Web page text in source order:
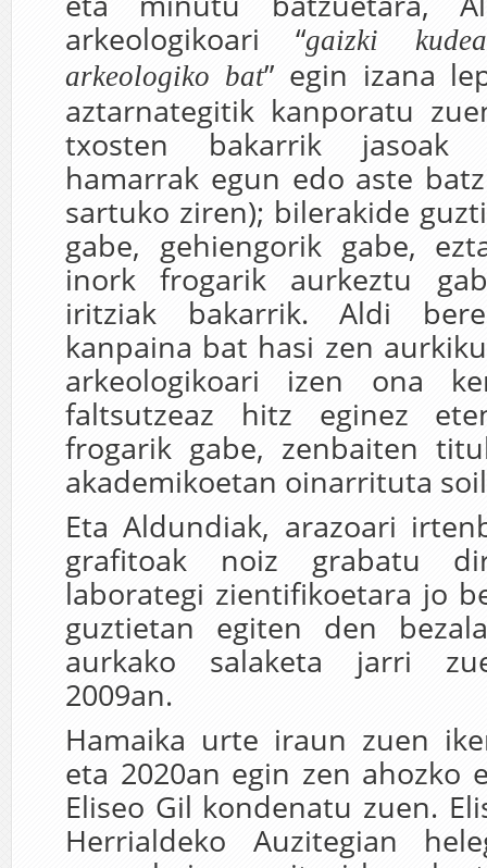
arkeologikoari “gaizki
arkeologiko bat” egin izana
aztarnategitik kanporatu
txosten bakarrik jasoak
hamarrak egun edo aste
sartuko ziren); bilerakide
gabe, gehiengorik gabe,
inork frogarik aurkeztu
iritziak bakarrik. Aldi
kanpaina bat hasi zen
arkeologikoari izen ona
faltsutzeaz hitz eginez
frogarik gabe, zenbaiten
akademikoetan oinarrituta
Eta Aldundiak, arazoari
grafitoak noiz grabatu
laborategi zientifikoetara jo
guztietan egiten den
aurkako salaketa jarri
2009an.
Hamaika urte iraun zuen
eta 2020an egin zen ahozko
Eliseo Gil kondenatu zuen.
Herrialdeko Auzitegian